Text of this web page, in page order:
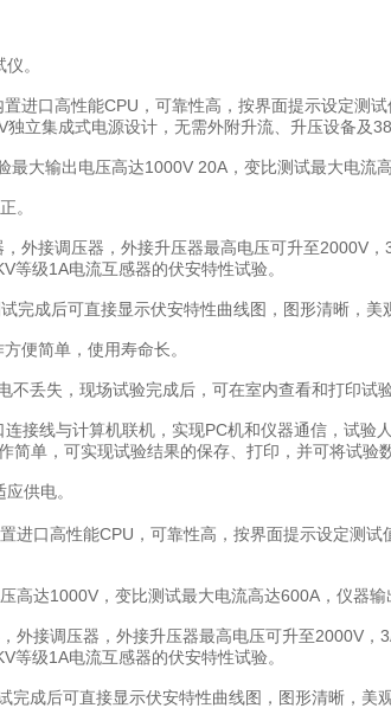
。
进口高性能CPU，可靠性高，按界面提示设定测
立集成式电源设计，无需外附升流、升压设备及
大输出电压高达1000V 20A，变比测试最大电流
。
外接调压器，外接升压器最高电压可升至2000V
等级1A电流互感器的伏安特性试验。
完成后可直接显示伏安特性曲线图，图形清晰，
便简单，使用寿命长。
丢失，现场试验完成后，可在室内查看和打印试验
接线与计算机联机，实现PC机和仪器通信，试
简单，可实现试验结果的保存、打印，并可将试验
供电。
进口高性能CPU，可靠性高，按界面提示设定测
高达1000V，变比测试最大电流高达600A，仪器输
外接调压器，外接升压器最高电压可升至2000V，
等级1A电流互感器的伏安特性试验。
成后可直接显示伏安特性曲线图，图形清晰，美